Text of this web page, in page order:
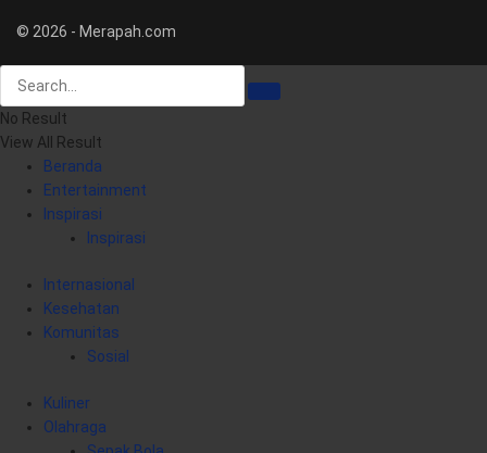
© 2026 - Merapah.com
No Result
View All Result
Beranda
Entertainment
Inspirasi
Inspirasi
Internasional
Kesehatan
Komunitas
Sosial
Kuliner
Olahraga